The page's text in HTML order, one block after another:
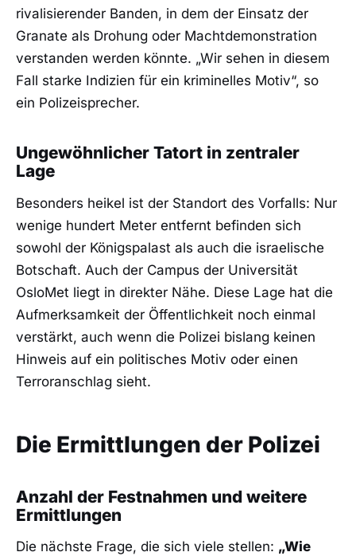
rivalisierender Banden, in dem der Einsatz der
Granate als Drohung oder Machtdemonstration
verstanden werden könnte. „Wir sehen in diesem
Fall starke Indizien für ein kriminelles Motiv“, so
ein Polizeisprecher.
Ungewöhnlicher Tatort in zentraler
Lage
Besonders heikel ist der Standort des Vorfalls: Nur
wenige hundert Meter entfernt befinden sich
sowohl der Königspalast als auch die israelische
Botschaft. Auch der Campus der Universität
OsloMet liegt in direkter Nähe. Diese Lage hat die
Aufmerksamkeit der Öffentlichkeit noch einmal
verstärkt, auch wenn die Polizei bislang keinen
Hinweis auf ein politisches Motiv oder einen
Terroranschlag sieht.
Die Ermittlungen der Polizei
Anzahl der Festnahmen und weitere
Ermittlungen
Die nächste Frage, die sich viele stellen: „Wie